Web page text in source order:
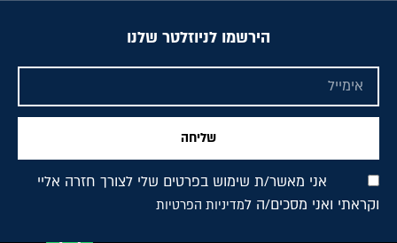
הירשמו לניוזלטר שלנו
אני מאשר/ת שימוש בפרטים שלי לצורך חזרה אליי
וקראתי ואני מסכים/ה למדיניות הפרטיות
שליחה